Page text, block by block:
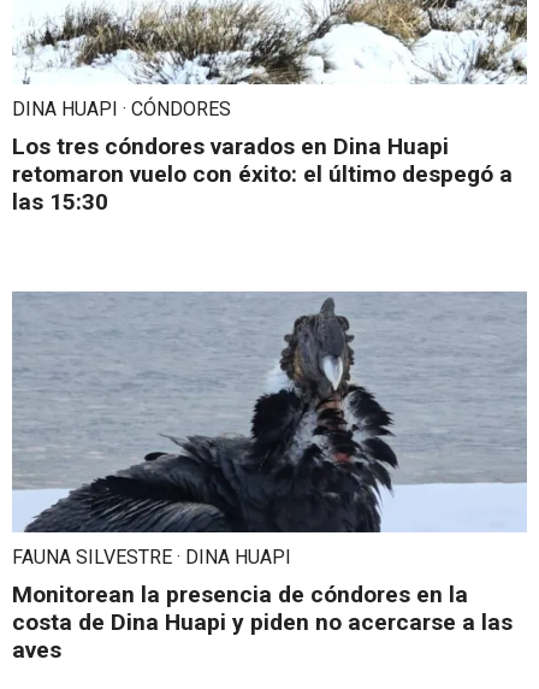
DINA HUAPI · CÓNDORES
Los tres cóndores varados en Dina Huapi
retomaron vuelo con éxito: el último despegó a
las 15:30
FAUNA SILVESTRE · DINA HUAPI
Monitorean la presencia de cóndores en la
costa de Dina Huapi y piden no acercarse a las
aves